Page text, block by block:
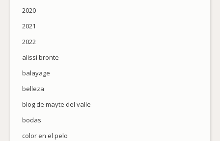
2020
2021
2022
alissi bronte
balayage
belleza
blog de mayte del valle
bodas
color en el pelo